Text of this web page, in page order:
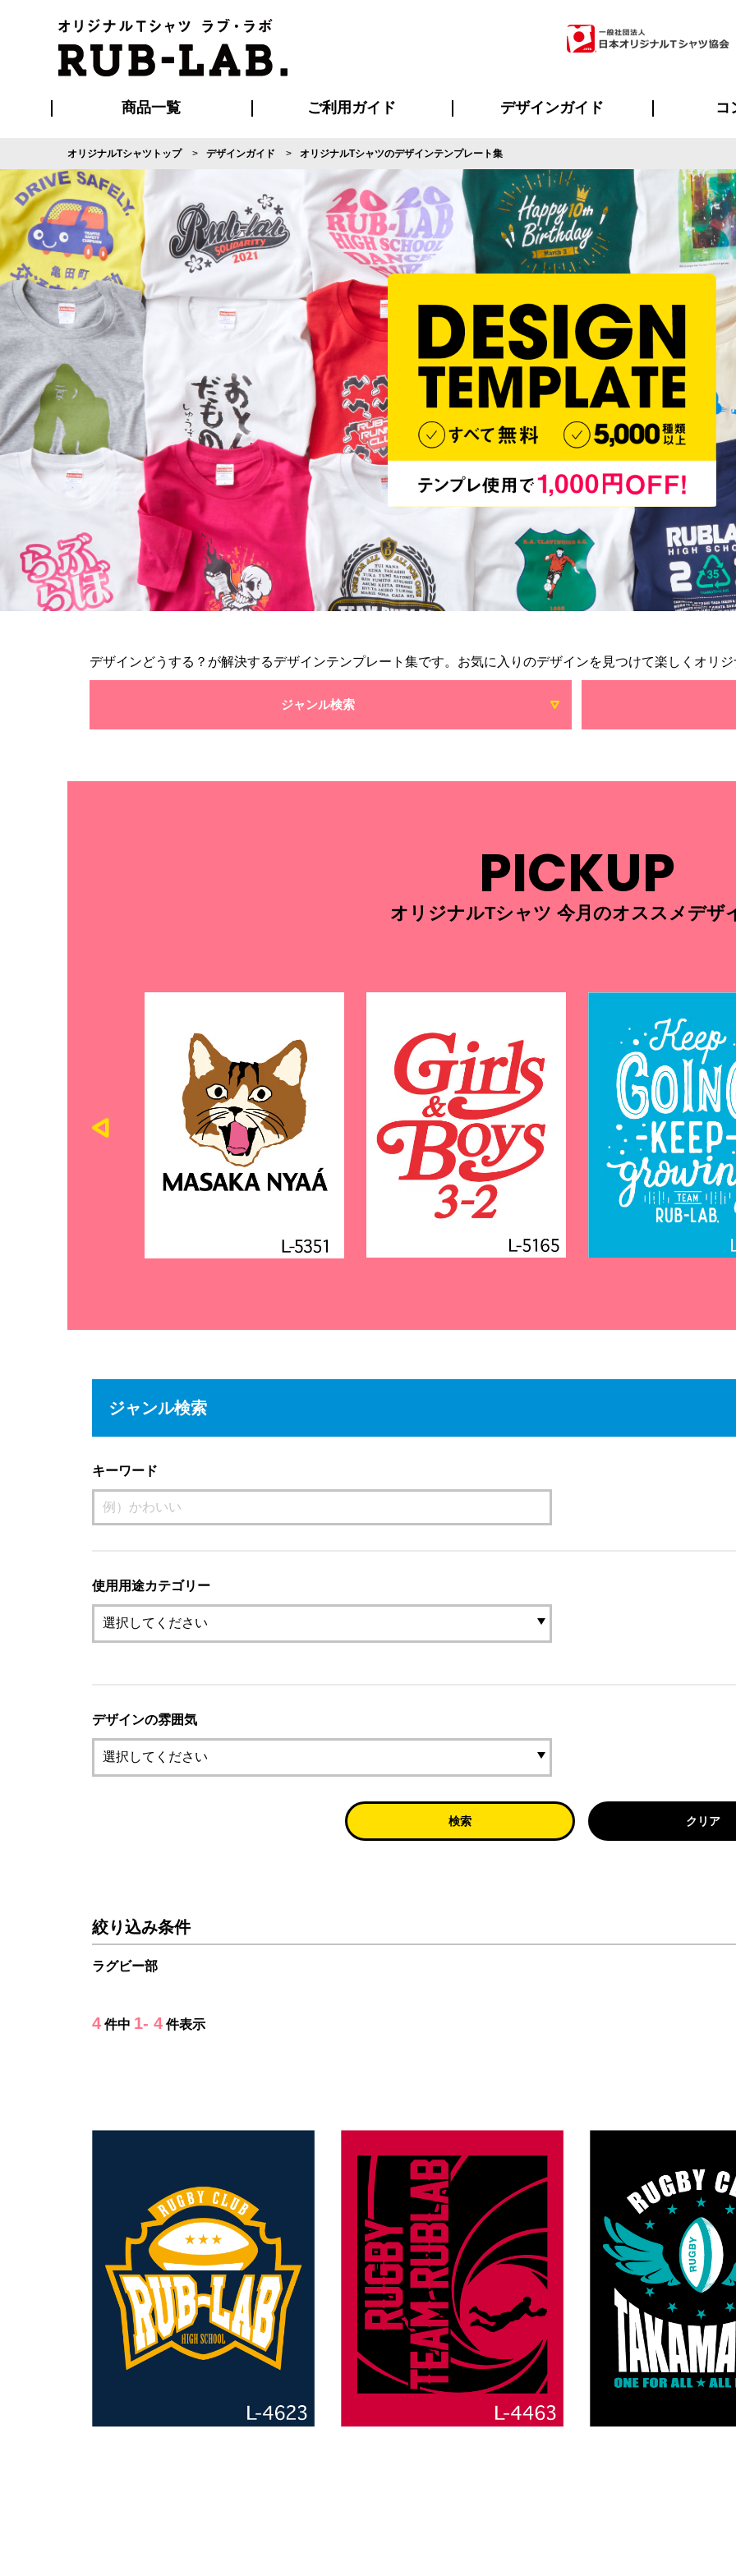
商品一覧
Tシャツ ポロシャツ パーカー・スウェット
ブルゾン・コート セットアップ・ジャージ ツナギ スポー
ハッピ キャップ・バンダナ グッズ全般 の
ご利用ガイド
ご利用ガイド
はじめての方へ
再注文の方へ
お支払い方法について
割引まとめページ
発送・特急サービスについて
版の保管期限について
マイページ会員のメリット
よくあるご質問
デザインガイド
デザイン入稿について
デザイン料について
デザインテンプレート集
デザインシミュレーター
書体一覧（フォント集）
プリント・加工一覧
コ
オリジナルTシャツトップ デザインガイド オリジナルTシャツのデザインテンプレート集
デザインどうする？が解決するデザインテンプレート集です。お気に入りのデザインを見つけて楽しくオリ
ジャンル検索
PICKUP
オリジナルTシャツ 今月のオススメデザ
ジャンル検索
キーワード
使用用途カテゴリー
デザインの雰囲気
検索 クリア
絞り込み条件
ラグビー部
4 件中 1- 4 件表示